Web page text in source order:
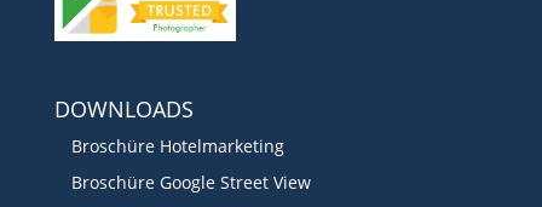
DOWNLOADS
Broschüre Hotelmarketing
Broschüre Google Street View